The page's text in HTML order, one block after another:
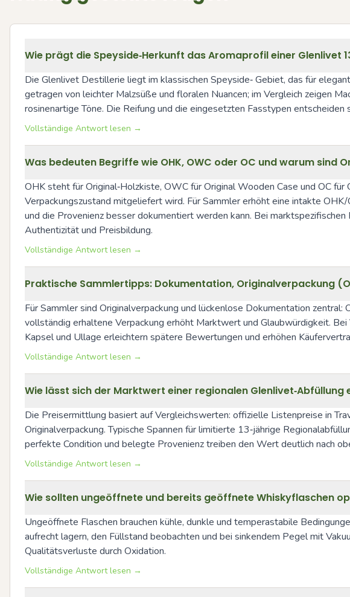
Wie prägt die Speyside‑Herkunft das Aromaprofil einer Glenlivet
Die Glenlivet Destillerie liegt im klassischen Speyside‑ Gebiet, das für
getragen von leichter Malzsüße und floralen Nuancen; im Vergleich zeigen
rosinenartige Töne. Die Reifung und die eingesetzten Fasstypen
Vollständige Antwort lesen →
Was bedeuten Begriffe wie OHK, OWC oder OC und warum sind
OHK steht für Original‑Holzkiste, OWC für Original Wooden Case und OC
Verpackungszustand mitgeliefert wird. Für Sammler erhöht eine intakte
und die Provenienz besser dokumentiert werden kann. Bei
Authentizität und Preisbildung.
Vollständige Antwort lesen →
Praktische Sammlertipps: Dokumentation, Originalverpackung
Für Sammler sind Originalverpackung und lückenlose Dokumentation
vollständig erhaltene Verpackung erhöht Marktwert und Glaubwürdigkeit.
Kapsel und Ullage erleichtern spätere Bewertungen und erhöhen
Vollständige Antwort lesen →
Wie lässt sich der Marktwert einer regionalen Glenlivet‑Abfüllung
Die Preisermittlung basiert auf Vergleichswerten: offizielle Listenpreise in
Originalverpackung. Typische Spannen für limitierte 13‑jährige
perfekte Condition und belegte Provenienz treiben den Wert deutlich nach
Vollständige Antwort lesen →
Wie sollten ungeöffnete und bereits geöffnete Whiskyflaschen
Ungeöffnete Flaschen brauchen kühle, dunkle und temperastabile
aufrecht lagern, den Füllstand beobachten und bei sinkendem Pegel mit
Qualitätsverluste durch Oxidation.
Vollständige Antwort lesen →